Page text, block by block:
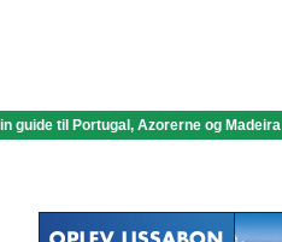
guide til Portugal, Azorerne og Madeira